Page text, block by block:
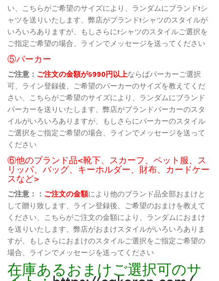
い、こちらがご希望のサイズにより、ランダムにブランドtシ
ャツを送りいたします、弊店がブランドtシャツのスタイルが
いろいろありますが、もしさらにtシャツのスタイルご選択を
ご指定ご希望の場合、ラインでメッセージを送ってください
⑤パーカー
ご注意： ご注文の金額が5990円以上ならばパーカーご選択
可、ライン登録後、ご希望のパーカーのサイズを教えてくだ
さい、こちらがご希望のサイズにより、ランダムにブランド
パーカーを送りいたします、弊店がブランドパーカーのスタ
イルがいろいろありますが、もしさらにパーカーのスタイル
ご選択をご指定ご希望の場合、ラインでメッセージを送って
ください
⑥他のブランド品<靴下、スカーフ、ペット服、ス
リッパ、バッグ、キーホルダー、財布、カードケー
スなど>
ご注意：： ご注文の金額により他のブランド品全部おまけと
して贈り致します、ライン登録後、ご希望のおまけを教えて
ください、こちらがご注文の金額により、ランダムにおまけ
を送りいたします、弊店がおまけスタイルがいろいろありま
すが、もしさらにおまけのスタイルご選択をご指定ご希望の
場合、ラインでメッセージを送ってください
在庫あるおまけご選択可のサ